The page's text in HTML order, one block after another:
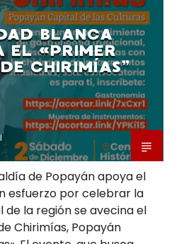
BLANCA
EL «PRIMER
CHIRIMÍAS”
de Popayán apoya el
esfuerzo por celebrar la
la región se avecina el
Chirimías, Popayán